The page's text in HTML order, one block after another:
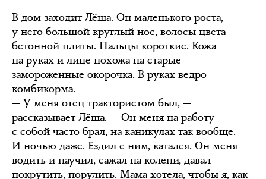
В дом заходит Лёша. Он маленького роста,
у него большой круглый нос, волосы цвета
бетонной плиты. Пальцы короткие. Кожа
на руках и лице похожа на старые
замороженные окорочка. В руках ведро
комбикорма.
— У меня отец трактористом был, —
рассказывает Лёша. — Он меня на работу
с собой часто брал, на каникулах так вообще.
И ночью даже. Ездил с ним, катался. Он меня
водить и научил, сажал на колени, давал
покрутить, порулить. Мама хотела, чтобы я, как